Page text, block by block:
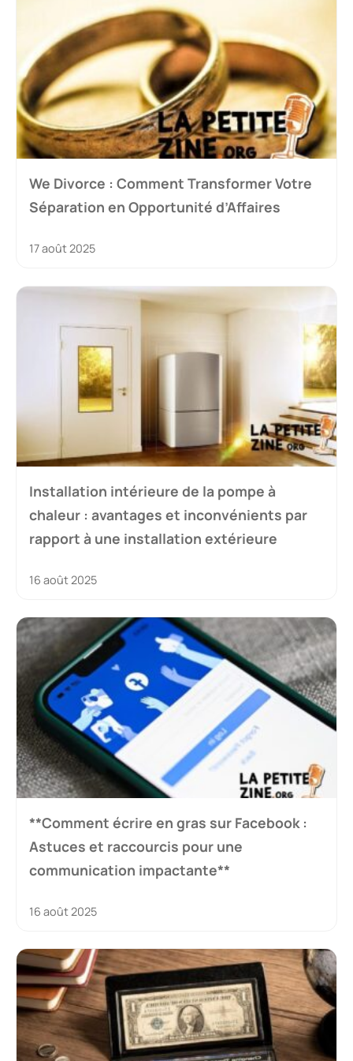
We Divorce : Comment Transformer Votre
Séparation en Opportunité d’Affaires
17 août 2025
Installation intérieure de la pompe à
chaleur : avantages et inconvénients par
rapport à une installation extérieure
16 août 2025
**Comment écrire en gras sur Facebook :
Astuces et raccourcis pour une
communication impactante**
16 août 2025